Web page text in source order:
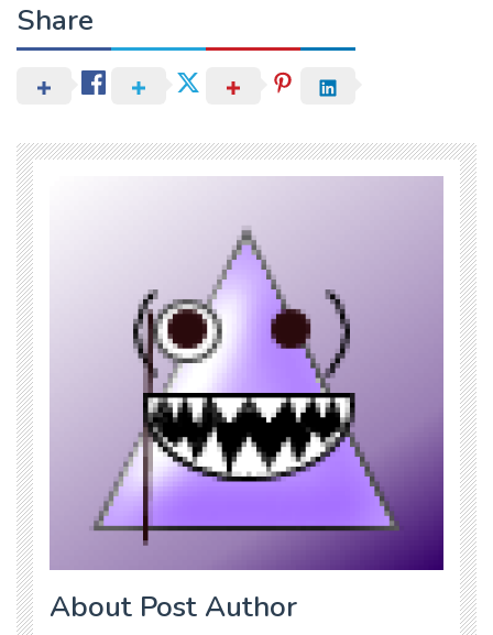
Share
About Post Author